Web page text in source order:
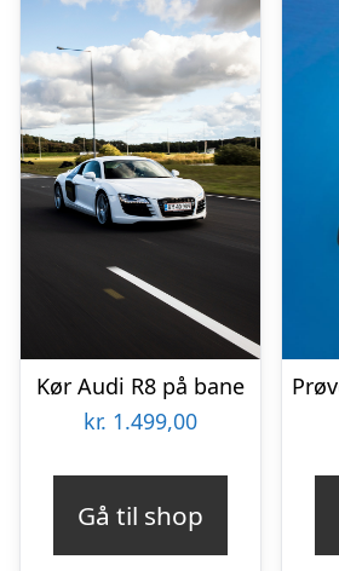
Kør Audi R8 på bane
kr. 1.499,00
Gå til shop